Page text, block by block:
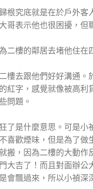
根究底就是在於戶外客
表示他也很困擾，但
樓的鄰居去堵他住
去跟他們好好溝通
紅字，感覺就像被高
問題。
是什麼意思。可是
喜歡煙味，但是為了做
，因為二樓的大動
吉了！而且對面辦
飄過來，所以小禎